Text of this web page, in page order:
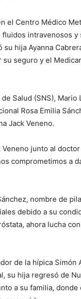
el Centro Médico
intravenosos
su hija Ayanna
seguro y el
Salud (SNS), Mario
Rosa Emilia
Jack Veneno.
junto al
comprometimos a
nombre de
debido a su
ahora lucha
de la hípica
su hija regresó de
a su familia,